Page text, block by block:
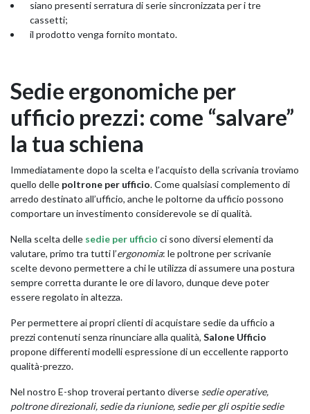
siano presenti serratura di serie sincronizzata per i tre
cassetti;
il prodotto venga fornito montato.
Sedie ergonomiche per
ufficio prezzi: come “salvare”
la tua schiena
Immediatamente dopo la scelta e l’acquisto della scrivania troviamo
quello delle poltrone per ufficio. Come qualsiasi complemento di
arredo destinato all’ufficio, anche le poltorne da ufficio possono
comportare un investimento considerevole se di qualità.
Nella scelta delle sedie per ufficio ci sono diversi elementi da
valutare, primo tra tutti l’ergonomia: le poltrone per scrivanie
scelte devono permettere a chi le utilizza di assumere una postura
sempre corretta durante le ore di lavoro, dunque deve poter
essere regolato in altezza.
Per permettere ai propri clienti di acquistare sedie da ufficio a
prezzi contenuti senza rinunciare alla qualità, Salone Ufficio
propone differenti modelli espressione di un eccellente rapporto
qualità-prezzo.
Nel nostro E-shop troverai pertanto diverse sedie operative,
poltrone direzionali, sedie da riunione, sedie per gli ospitie sedie